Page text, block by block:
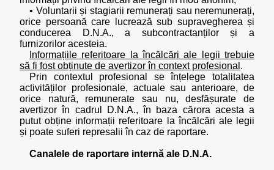
• Voluntarii și stagiarii remunerați sau neremunerați,
orice persoană care lucrează sub supravegherea și
conducerea D.N.A., a subcontractanților și a
furnizorilor acesteia.
Informațiile referitoare la încălcări ale legii trebuie
să fi fost obținute de avertizor în context profesional .
Prin contextul profesional se înțelege totalitatea
activităților profesionale, actuale sau anterioare, de
orice natură, remunerate sau nu, desfășurate de
avertizor în cadrul D.N.A., în baza cărora acesta a
putut obține informații referitoare la încălcări ale legii
și poate suferi represalii în caz de raportare.
Canalele de raportare internă ale D.N.A.